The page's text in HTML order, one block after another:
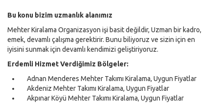
Bu konu bizim uzmanlık alanımız
Mehter Kiralama Organizasyon işi basit değildir, Uzman bir kadro,
emek, devamlı çalışma gerektirir. Bunu biliyoruz ve sizin için en
iyisini sunmak için devamlı kendimizi geliştiriyoruz.
Erdemli Hizmet Verdiğimiz Bölgeler:
Adnan Menderes Mehter Takımı Kiralama, Uygun Fiyatlar
Akdeniz Mehter Takımı Kiralama, Uygun Fiyatlar
Akpınar Köyü Mehter Takımı Kiralama, Uygun Fiyatlar